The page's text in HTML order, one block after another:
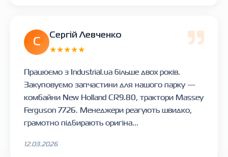
С
Сергій Левченко
★★★★★
Працюємо з Industrial.ua більше двох років.
Закуповуємо запчастини для нашого парку —
комбайни New Holland CR9.80, трактори Massey
Ferguson 7726. Менеджери реагують швидко,
грамотно підбирають оригіна...
12.03.2026